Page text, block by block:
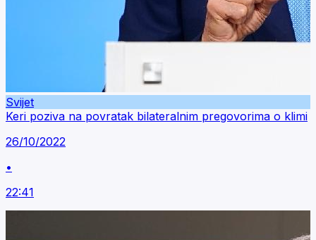
Svijet
Keri poziva na povratak bilateralnim pregovorima o klimi
26/10/2022
•
22:41